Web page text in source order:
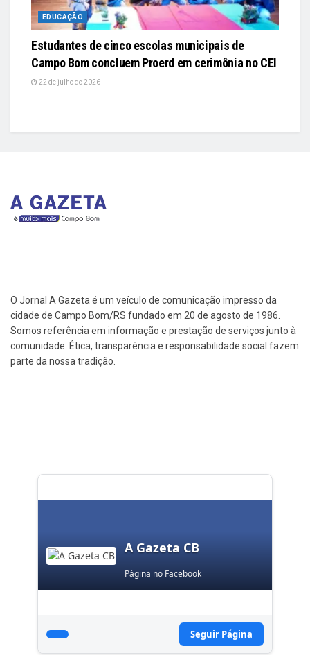
EDUCAÇÃO
Estudantes de cinco escolas municipais de
Campo Bom concluem Proerd em cerimônia no CEI
22 de julho de 2026
O Jornal A Gazeta é um veículo de comunicação impresso da
cidade de Campo Bom/RS fundado em 20 de agosto de 1986.
Somos referência em informação e prestação de serviços junto à
comunidade. Ética, transparência e responsabilidade social fazem
parte da nossa tradição.
A Gazeta CB
Página no Facebook
Seguir Página